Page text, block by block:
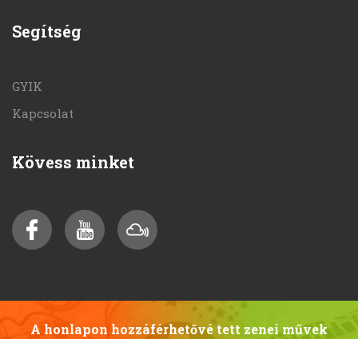
Segítség
GYIK
Kapcsolat
Kövess minket
A honlapon hozzáférhetővé tett zenei művek